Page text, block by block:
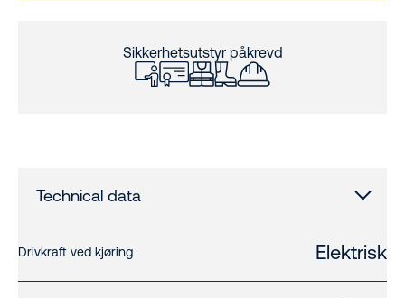
Sikkerhetsutstyr påkrevd
Technical data
Drivkraft ved kjøring Elektrisk